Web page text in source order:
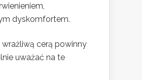
dyskomfortem.
cerą powinny
uważać na te